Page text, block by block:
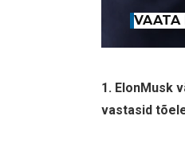
VAATA
1. ElonMusk
vastasid